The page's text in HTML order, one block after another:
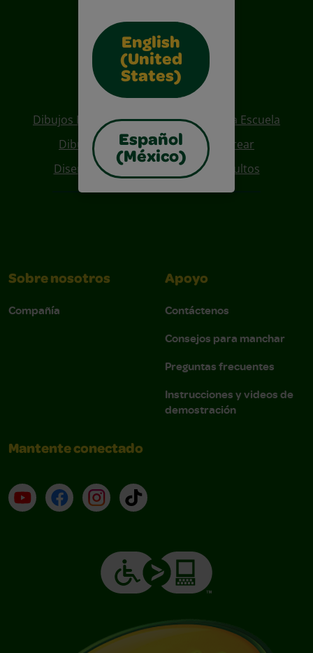
English
(United
States)
Español
(México)
Also of Interest
Dibujos Para Colorear De Regreso A La Escuela
Dibujos De Personajes Para Colorear
Diseños Para Coloreables Para Adultos
Sobre nosotros
Compañía
Apoyo
Contáctenos
Consejos para manchar
Preguntas frecuentes
Instrucciones y videos de
demostración
Mantente conectado
YouTube (en inglés)
Facebook (en inglés)
Instagram (en inglés)
TikTok